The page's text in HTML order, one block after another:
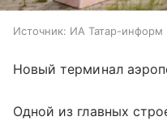
Источник: ИА Татар-информ
Новый терминал
Одной из главных